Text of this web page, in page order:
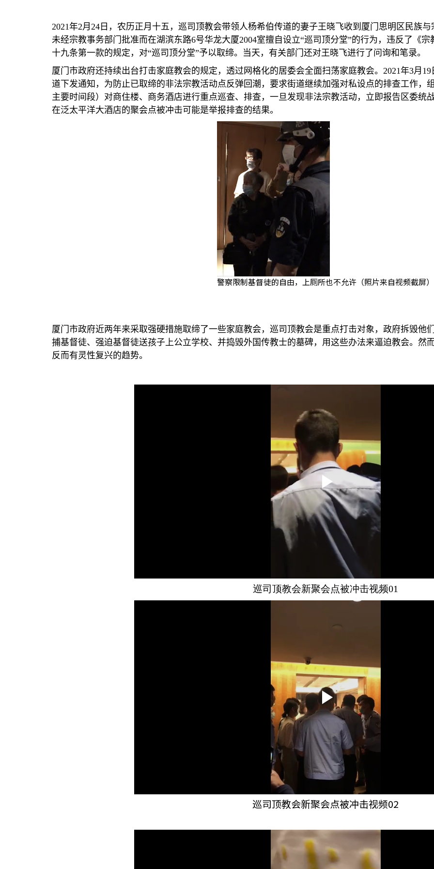
2021年2月 24 日，农历正月十五，巡司顶教会带领人杨希伯传道的妻子王晓飞收到厦门思明区民族
未经宗教事务部门批准而在湖滨东路6号华龙大厦2004室擅自设立“巡司顶分堂”的行为，违反了《
十九条第一款的规定，对“巡司顶分堂”予以取缔。当天，有关部门还对王晓飞进行了问询和笔录。
厦门市政府还持续出台打击家庭教会的规定，透过网格化的居委会全面扫荡家庭教会。 2021年3月 19
道下发通知，为防止已取缔的非法宗教活动点反弹回潮，要求街道继续加强对私设点的排查工作，
主要时间段）对商住楼、商务酒店进行重点巡查、排查，一旦发现非法宗教活动，立即报告区委统
在泛太平洋大酒店的聚会点被冲击可能是举报排查的结果。
警察限制基督徒的自由，上厕所也不允许（照片来自视频截屏）
厦门市政府近两年来采取强硬措施取缔了一些家庭教会，巡司顶教会是重点打击对象，政府拆毁他
捕基督徒、强迫基督徒送孩子上公立学校、并捣毁外国传教士的墓碑，用这些办法来逼迫教会。然
反而有灵性复兴的趋势。
巡司顶教会新聚会点被冲击视频01
巡司顶教会新聚会点被冲击视频02